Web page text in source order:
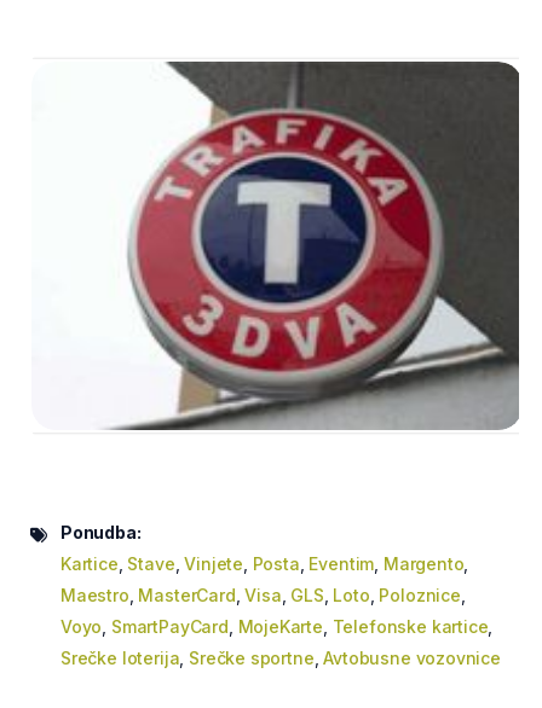
Ponudba:
Kartice Stave ,Vinjete Posta Eventim Margento
Maestro MasterCard ,Visa GLS Loto Poloznice
Voyo SmartPayCard MojeKarte Telefonske kartice
Srečke loterija Srečke sportne ,Avtobusne vozovnice